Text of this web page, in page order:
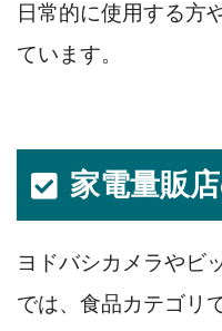
日常的に使用する方
ています。
家電量販
ヨドバシカメラやビ
では、食品カテゴリ